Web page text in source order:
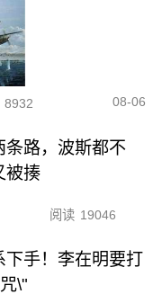
8932 08-06
条路，波斯都不
被揍
阅读 19046
下手！李在明要打
\"